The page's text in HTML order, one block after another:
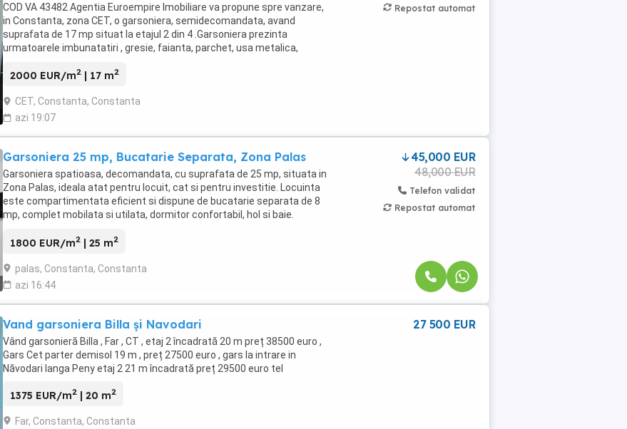
COD VA 43482 Agentia Euroempire Imobiliare va propune spre vanzare,
in Constanta, zona CET, o garsoniera, semidecomandata, avand
suprafata de 17 mp situat la etajul 2 din 4 .Garsoniera prezinta
urmatoarele imbunatatiri , gresie, faianta, parchet, usa metalica,
2000 EUR/m2 | 17 m2
CET, Constanta, Constanta
azi 19:07
Repostat automat
Garsoniera 25 mp, Bucatarie Separata, Zona Palas
Garsoniera spatioasa, decomandata, cu suprafata de 25 mp, situata in
Zona Palas, ideala atat pentru locuit, cat si pentru investitie. Locuinta
este compartimentata eficient si dispune de bucatarie separata de 8
mp, complet mobilata si utilata, dormitor confortabil, hol si baie.
1800 EUR/m2 | 25 m2
palas, Constanta, Constanta
azi 16:44
45,000 EUR
48,000 EUR
Telefon validat
Repostat automat
Vand garsoniera Billa și Navodari
Vând garsonieră Billa , Far , CT , etaj 2 încadrată 20 m preț 38500 euro ,
Gars Cet parter demisol 19 m , preț 27500 euro , gars la intrare in
Năvodari langa Peny etaj 2 21 m încadrată preț 29500 euro tel
1375 EUR/m2 | 20 m2
Far, Constanta, Constanta
27 500 EUR